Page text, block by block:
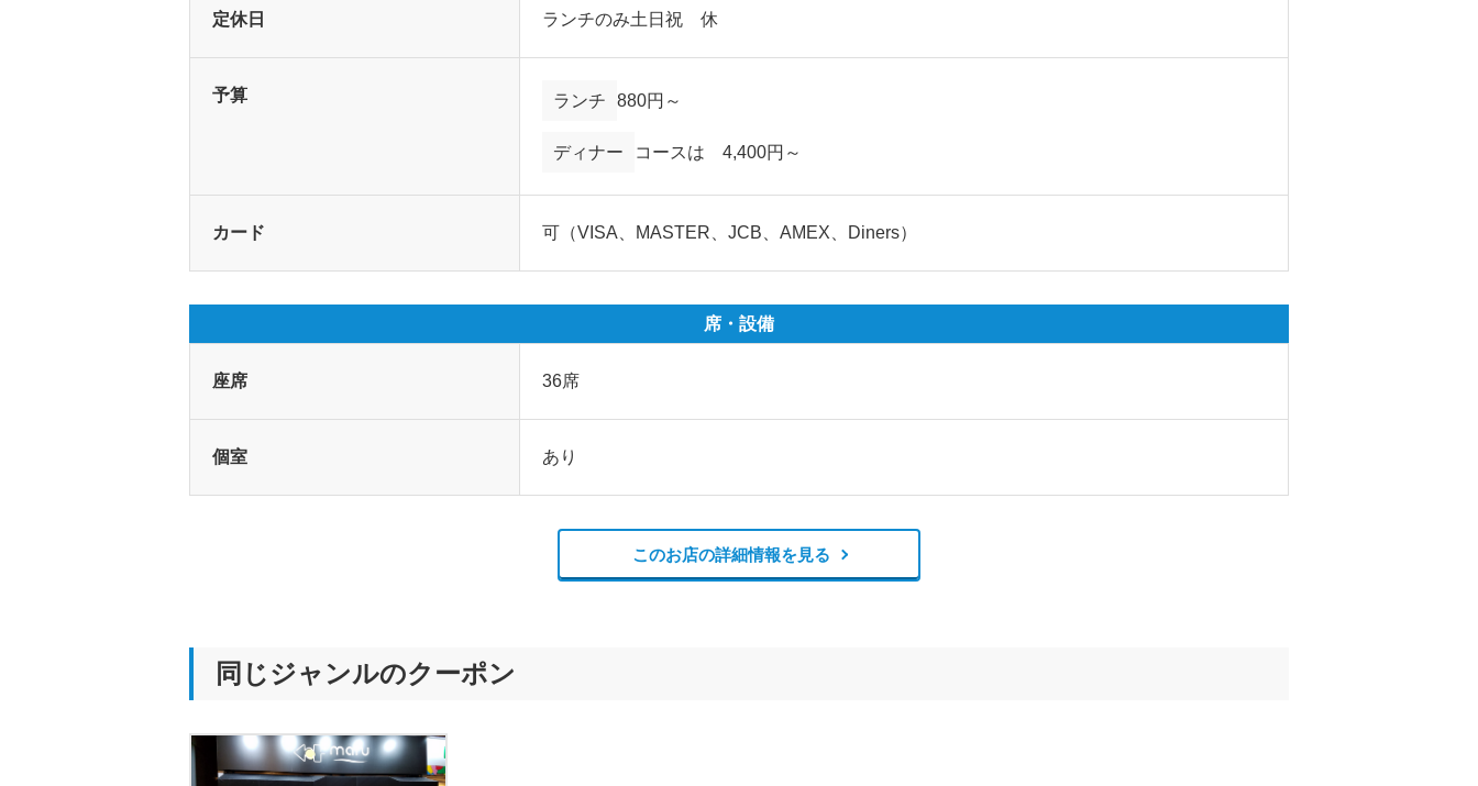
定休日 ランチのみ土日祝 休
予算 ランチ 880円～
ディナー コースは 4,400円～
カード 可（VISA、MASTER、JCB、AMEX、Diners）
席・設備
座席 36席
個室 あり
このお店の詳細情報を見る
同じジャンルのクーポン